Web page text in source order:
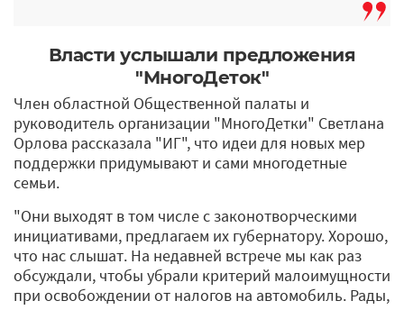
Власти услышали предложения
"МногоДеток"
Член областной Общественной палаты и
руководитель организации "МногоДетки" Светлана
Орлова рассказала "ИГ", что идеи для новых мер
поддержки придумывают и сами многодетные
семьи.
"Они выходят в том числе с законотворческими
инициативами, предлагаем их губернатору. Хорошо,
что нас слышат. На недавней встрече мы как раз
обсуждали, чтобы убрали критерий малоимущности
при освобождении от налогов на автомобиль. Рады,